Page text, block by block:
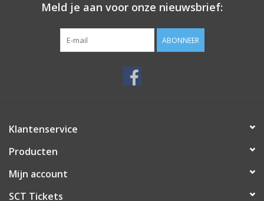
Meld je aan voor onze nieuwsbrief:
ABONNEER
Klantenservice
Producten
Mijn account
SCT Tickets